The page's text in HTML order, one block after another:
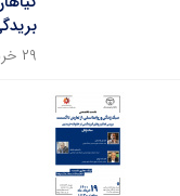
۲۹ خرداد ۱۴۰۰